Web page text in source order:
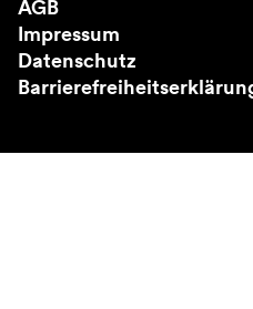
AGB
Impressum
Datenschutz